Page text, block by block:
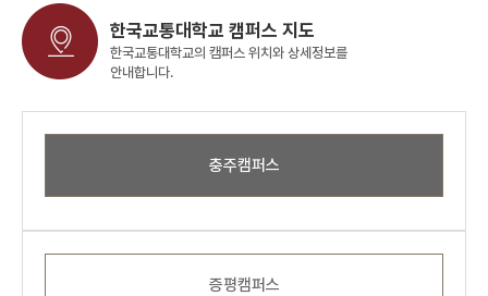
한국교통대학교 캠퍼스 지도
한국교통대학교의 캠퍼스 위치와 상세정보를
안내합니다.
충주캠퍼스
증평캠퍼스